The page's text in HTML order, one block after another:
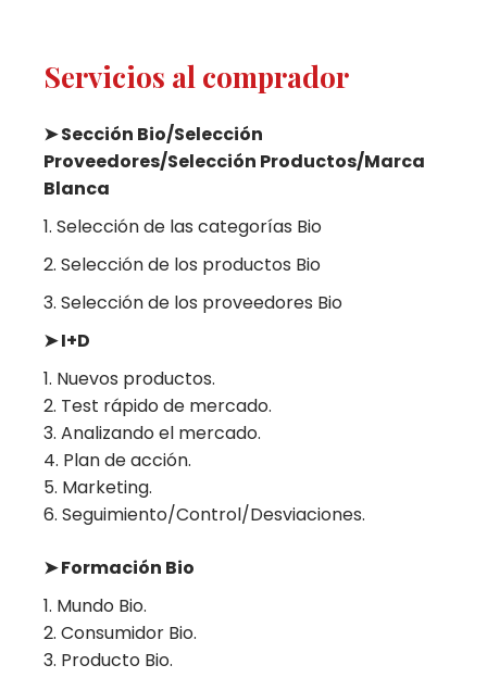
Servicios al comprador
➤ Sección Bio/Selección
Proveedores/Selección Productos/Marca
Blanca
1. Selección de las categorías Bio
2. Selección de los productos Bio
3. Selección de los proveedores Bio
➤ I+D
Nuevos productos.
Test rápido de mercado.
Analizando el mercado.
Plan de acción.
Marketing.
Seguimiento/Control/Desviaciones.
➤ Formación Bio
Mundo Bio.
Consumidor Bio.
Producto Bio.